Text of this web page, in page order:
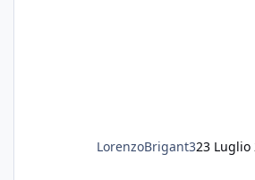
LorenzoBrigant323 Luglio